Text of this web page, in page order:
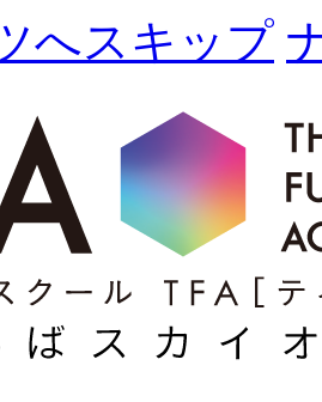
へスキップ